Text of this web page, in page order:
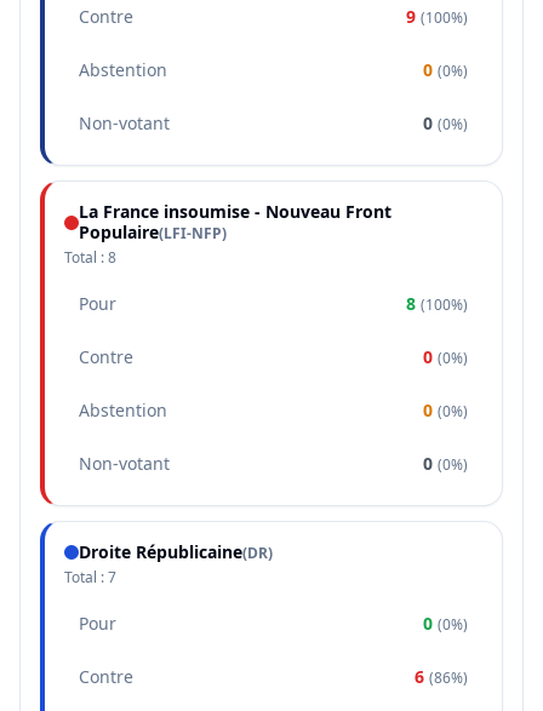
Contre 9 (100%)
Abstention 0 (0%)
Non-votant 0 (0%)
La France insoumise - Nouveau Front
Populaire(LFI-NFP)
Total :8
Pour 8 (100%)
Contre 0 (0%)
Abstention 0 (0%)
Non-votant 0 (0%)
Droite Républicaine(DR)
Total :7
Pour 0 (0%)
Contre 6 (86%)